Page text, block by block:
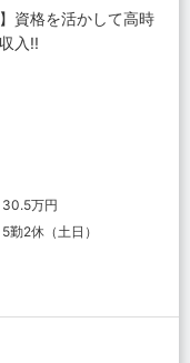
】資格を活かして高時
入!!
30.5万円
5勤2休（土日）